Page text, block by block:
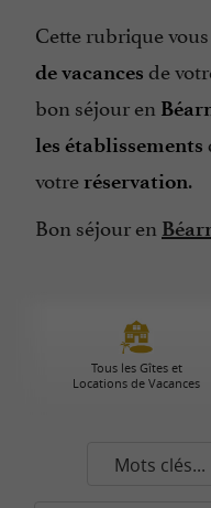
Cette rubrique
de vacances de
bon séjour en
les établissements
votre réservation.
Bon séjour en
Tous les Gîtes et
Locations de Vacances
Mots clés...